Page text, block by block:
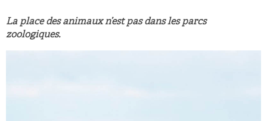
La place des animaux n’est pas dans les parcs
zoologiques.